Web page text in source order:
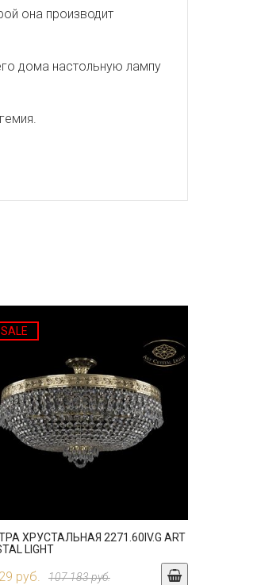
она производит
дома настольную лампу
SALE
ХРУСТАЛЬНАЯ 2271.60IV.G ART
LIGHT
руб. 107 183 руб.